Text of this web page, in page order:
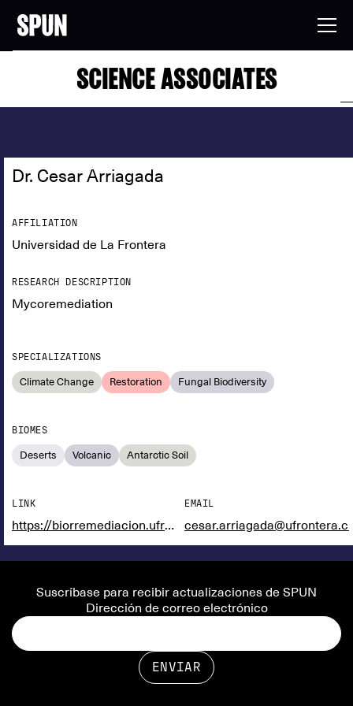
SCIENCE ASSOCIATES
Dr. Cesar Arriagada
AFFILIATION
Universidad de La Frontera
RESEARCH DESCRIPTION
Mycoremediation
SPECIALIZATIONS
Climate Change Restoration Fungal Biodiversity
BIOMES
Deserts Volcanic Antarctic Soil
LINK
https://biorremediacion.ufro.cl
EMAIL
cesar.arriagada@ufrontera.cl
Suscríbase para recibir actualizaciones de SPUN
Dirección de correo electrónico